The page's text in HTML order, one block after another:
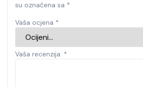
su označena sa *
Vaša ocjena *
Vaša recenzija: *